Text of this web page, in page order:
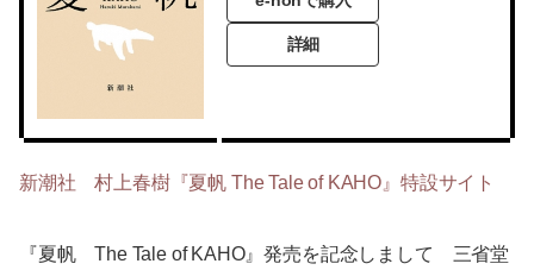
詳細
新潮社 村上春樹『夏帆 The Tale of KAHO』特設サイト
『夏帆 The Tale of KAHO』発売を記念しまして 三省堂